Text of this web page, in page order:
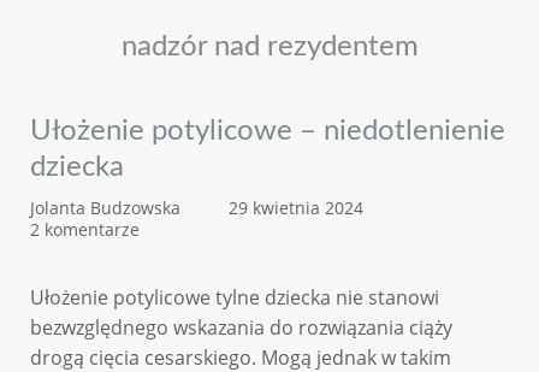
nadzór nad rezydentem
Ułożenie potylicowe – niedotlenienie
dziecka
Jolanta Budzowska
29 kwietnia 2024
2 komentarze
Ułożenie potylicowe tylne dziecka nie stanowi
bezwzględnego wskazania do rozwiązania ciąży
drogą cięcia cesarskiego. Mogą jednak w takim